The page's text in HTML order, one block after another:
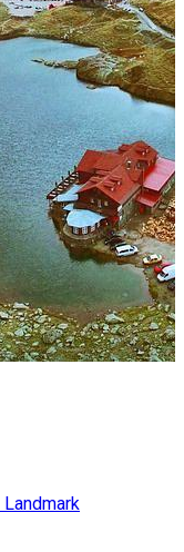
Landmark